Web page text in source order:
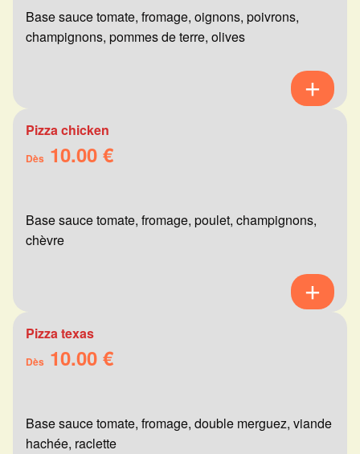
Base sauce tomate, fromage, oignons, poivrons,
champignons, pommes de terre, olives
Pizza chicken
Dès 10.00 €
Base sauce tomate, fromage, poulet, champignons,
chèvre
Pizza texas
Dès 10.00 €
Base sauce tomate, fromage, double merguez, viande
hachée, raclette